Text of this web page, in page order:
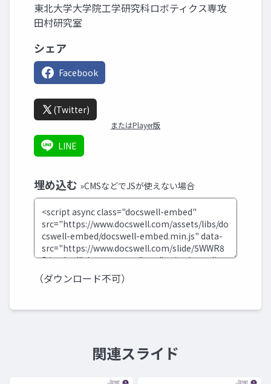
東北大学大学院工学研究科ロボティクス専攻
田村研究室
シェア
Facebook
(Twitter)
またはPlayer版
LINE
埋め込む »CMSなどでJSが使えない場合
（ダウンロード不可）
関連スライド